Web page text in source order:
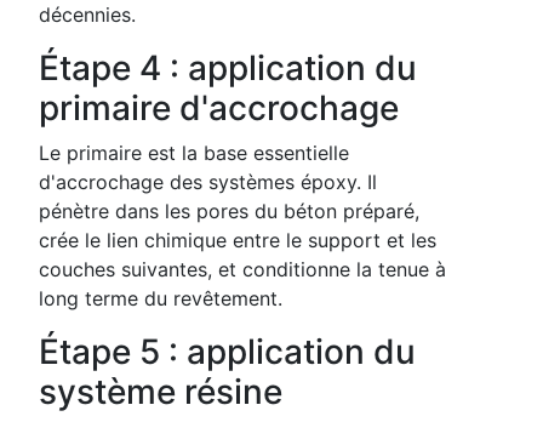
décennies.
Étape 4 : application du
primaire d'accrochage
Le primaire est la base essentielle
d'accrochage des systèmes époxy. Il
pénètre dans les pores du béton préparé,
crée le lien chimique entre le support et les
couches suivantes, et conditionne la tenue à
long terme du revêtement.
Étape 5 : application du
système résine